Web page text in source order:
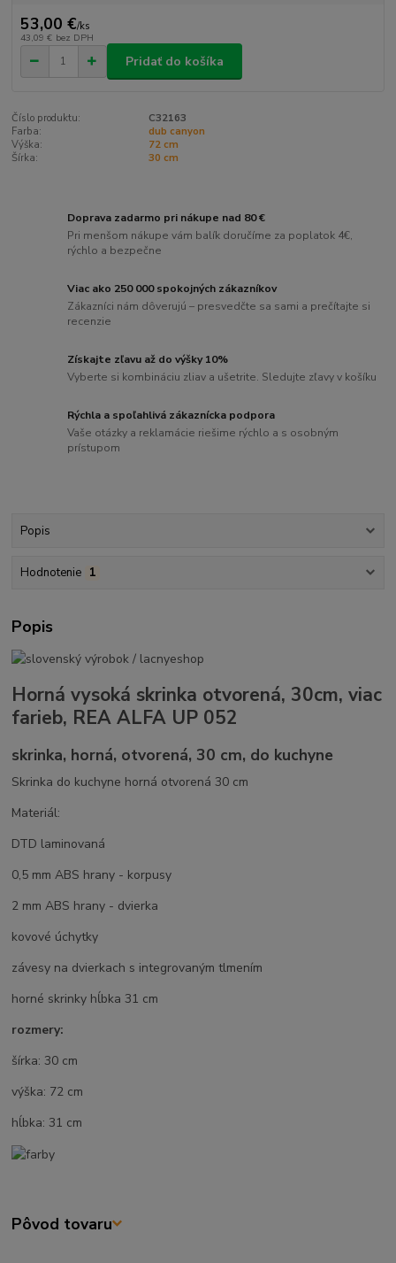
53,00 €/ks
43,09 € bez DPH
Pridať do košíka
Číslo produktu:
C32163
Farba:
dub canyon
Výška:
72 cm
Šírka:
30 cm
Doprava zadarmo pri nákupe nad 80 €
Pri menšom nákupe vám balík doručíme za poplatok 4€,
rýchlo a bezpečne
Viac ako 250 000 spokojných zákazníkov
Zákazníci nám dôverujú – presvedčte sa sami a prečítajte si
recenzie
Získajte zľavu až do výšky 10%
Vyberte si kombináciu zliav a ušetrite. Sledujte zľavy v košíku
Rýchla a spoľahlivá zákaznícka podpora
Vaše otázky a reklamácie riešime rýchlo a s osobným
prístupom
Popis
Hodnotenie 1
Popis
Horná vysoká skrinka otvorená, 30cm, viac
farieb, REA ALFA UP 052
skrinka, horná, otvorená, 30 cm, do kuchyne
Skrinka do kuchyne horná otvorená 30 cm
Materiál:
DTD laminovaná
0,5 mm ABS hrany - korpusy
2 mm ABS hrany - dvierka
kovové úchytky
závesy na dvierkach s integrovaným tlmením
horné skrinky hĺbka 31 cm
rozmery:
šírka: 30 cm
výška: 72 cm
hĺbka: 31 cm
Pôvod tovaru